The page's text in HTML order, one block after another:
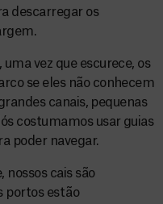
descarregar os
vez que escurece, os
se eles não conhecem
canais, pequenas
costumamos usar guias
poder navegar.
cais são
portos estão